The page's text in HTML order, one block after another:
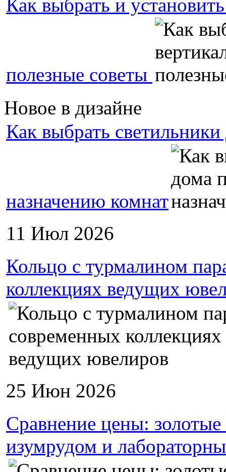
Как выбрать и
полезные советы
Новое в дизайне
Как выбрать
назначению комнат
11 Июл 2026
Кольцо с турмалином
коллекциях ведущих
25 Июн 2026
Сравнение цены:
изумрудом и